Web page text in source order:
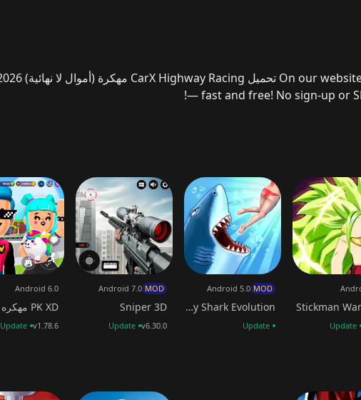
— fast and free! No sign-up or
Stickman
Update
Hungry Shark Evolution
MOD
Android 5.0
Update
Sniper 3D
MOD
Android 7.0
v6.30.0
Update
PK XD مهكره
Android 6.0
v1.78.6
Update